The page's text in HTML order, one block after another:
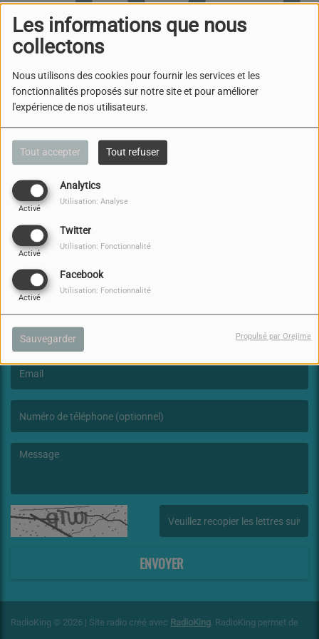
Les informations que nous
collectons
Nous utilisons des cookies pour fournir les services et les
fonctionnalités proposés sur notre site et pour améliorer
l'expérience de nos utilisateurs.
Tout accepter Tout refuser
Analytics
Activé
Utilisation: Analyse
Twitter
Activé
Utilisation: Fonctionnalité
Facebook
Activé
Utilisation: Fonctionnalité
Sauvegarder Propulsé par Orejime
Oups, vous avez
rencontré une erreur.
Il semble que la page que vous recherchez n’existe
NOUS CONTACTER
(Le nom est obligatoire. )
ENVOYER
RadioKing © 2026 | Site radio créé avec RadioKing. RadioKing permet de